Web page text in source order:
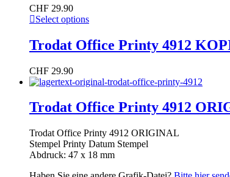
CHF 29.90
Select options
Trodat Office Printy 4912
CHF 29.90
Trodat Office Printy 4912
Trodat Office Printy 4912 ORIGINAL
Stempel Printy Datum Stempel
Abdruck: 47 x 18 mm